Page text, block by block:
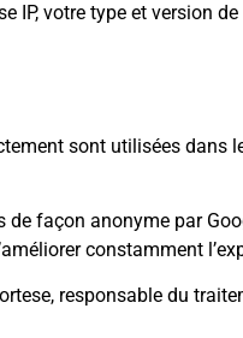
IP, votre type et version
sont utilisées
façon anonyme par
constamment
responsable du